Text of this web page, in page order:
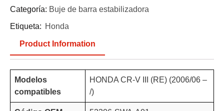
Categoría: Buje de barra estabilizadora
Etiqueta: Honda
Product Information
Modelos
compatibles
HONDA CR-V III (RE) (2006/06 –
/)